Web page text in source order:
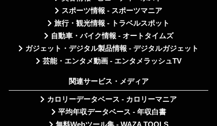
スポーツ情報 - スポーツマニア
旅行・観光情報 - トラベルスポット
自動車・バイク情報 - オートタイムズ
ガジェット・デジタル製品情報 - デジタルガジェット
芸能・エンタメ動画 - エンタメラッシュTV
関連サービス・メディア
カロリーデータベース - カロリーマニア
平均年収データベース - 年収白書
無料Webツール集 - WAZA TOOLS